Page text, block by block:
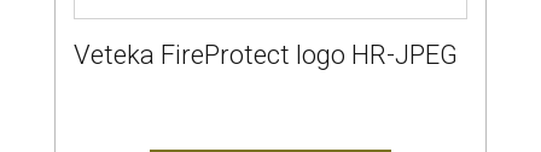
Veteka FireProtect logo HR-JPEG